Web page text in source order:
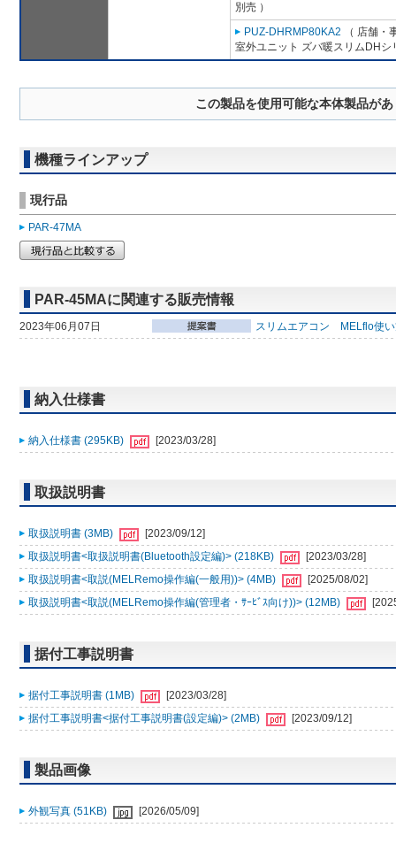
別売 ）
PUZ-DHRMP80KA2 （ 店舗・
室外ユニット ズバ暖スリムDHシ
この製品を使用可能な本体製品が
機種ラインアップ
現行品
PAR-47MA
PAR-45MAに関連する販売情報
2023年06月07日 スリムエアコン MELflo使
納入仕様書
納入仕様書 (295KB) [2023/03/28]
取扱説明書
取扱説明書 (3MB)
[2023/09/12]
取扱説明書<取扱説明書(Bluetooth設定編)> (218KB)
[2023/03/28]
取扱説明書<取説(MELRemo操作編(一般用))> (4MB)
[2025/08/02]
取扱説明書<取説(MELRemo操作編(管理者・ｻｰﾋﾞｽ向け))> (12MB)
据付工事説明書
据付工事説明書 (1MB)
[2023/03/28]
据付工事説明書<据付工事説明書(設定編)> (2MB)
[2023/09/12]
製品画像
外観写真 (51KB) [2026/05/09]